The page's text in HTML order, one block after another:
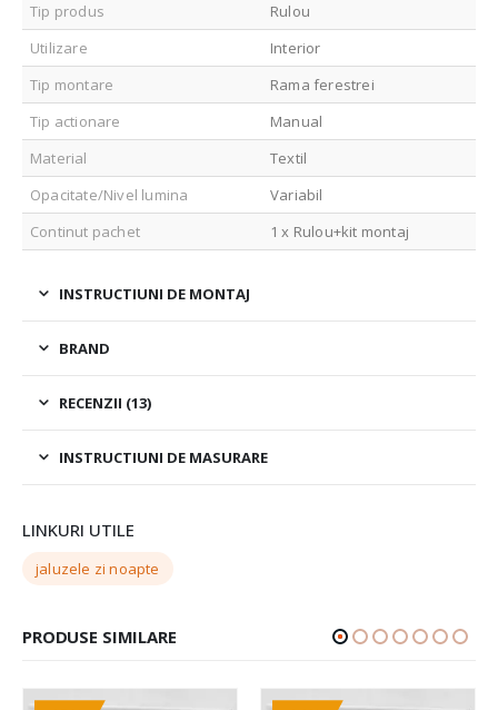
Tip produs
Rulou
Utilizare
Interior
Tip montare
Rama ferestrei
Tip actionare
Manual
Material
Textil
Opacitate/Nivel lumina
Variabil
Continut pachet
1 x Rulou+kit montaj
INSTRUCTIUNI DE MONTAJ
BRAND
RECENZII (13)
INSTRUCTIUNI DE MASURARE
LINKURI UTILE
jaluzele zi noapte
PRODUSE SIMILARE